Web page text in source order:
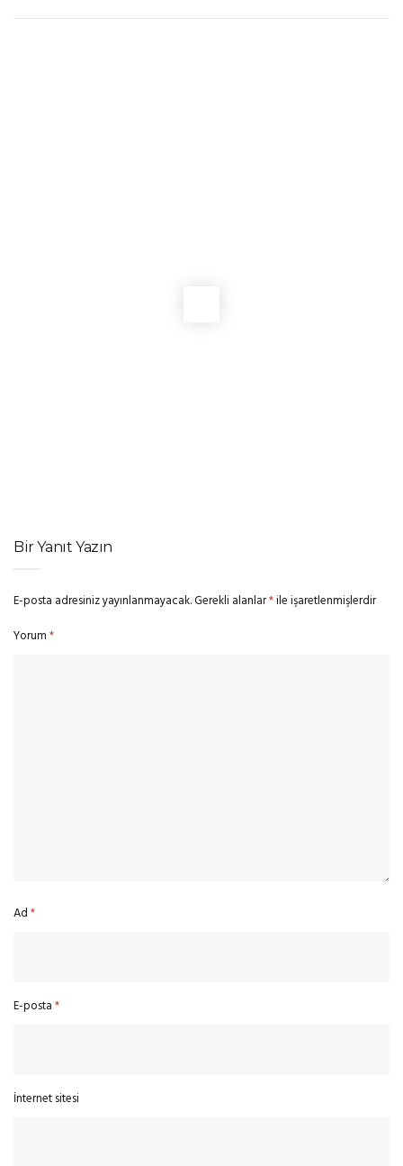
Bir Yanıt Yazın
E-posta adresiniz yayınlanmayacak.Gerekli alanlar*ile işaretlenmişlerdir
Yorum*
Ad*
E-posta*
İnternet sitesi